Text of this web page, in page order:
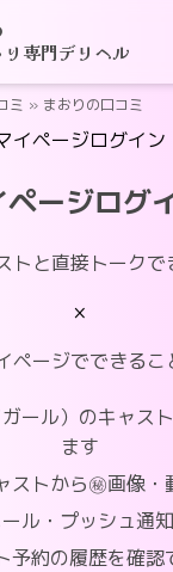
専門デリヘル
ミ » まおりの口コミ
イページログイン
ページログ
トと直接トーク
×
ページでできるこ
ール）のキャス
ます
ストから㊙画像・
ル・プッシュ通
予約の履歴を確認